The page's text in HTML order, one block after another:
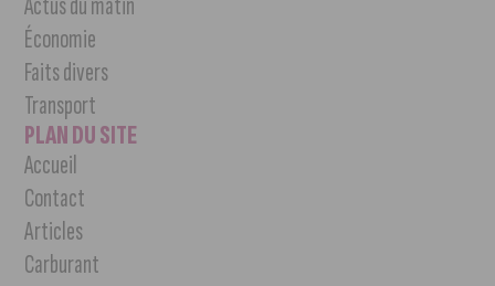
Économie
Faits divers
Transport
PLAN DU SITE
Accueil
Contact
Articles
Carburant